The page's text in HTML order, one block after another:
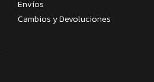
Envíos
Cambios y Devoluciones